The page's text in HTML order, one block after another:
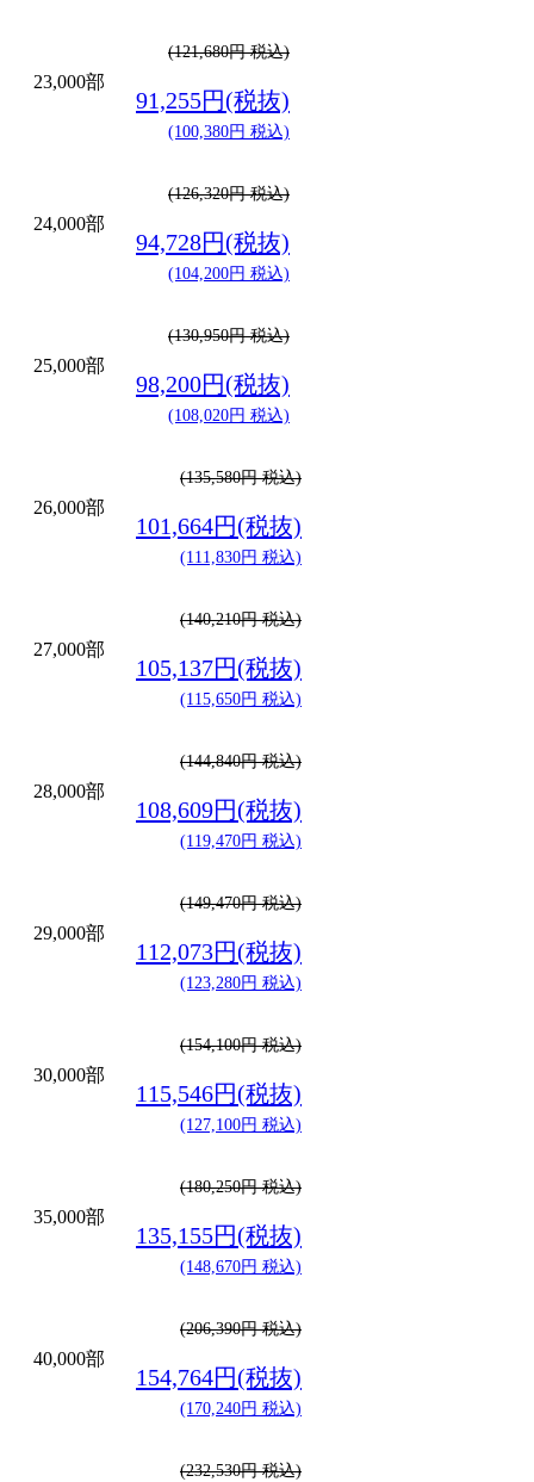
23,000部
(121,680円 税込)
91,255円(税抜)
(100,380円 税込)
24,000部
(126,320円 税込)
94,728円(税抜)
(104,200円 税込)
25,000部
(130,950円 税込)
98,200円(税抜)
(108,020円 税込)
26,000部
(135,580円 税込)
101,664円(税抜)
(111,830円 税込)
27,000部
(140,210円 税込)
105,137円(税抜)
(115,650円 税込)
28,000部
(144,840円 税込)
108,609円(税抜)
(119,470円 税込)
29,000部
(149,470円 税込)
112,073円(税抜)
(123,280円 税込)
30,000部
(154,100円 税込)
115,546円(税抜)
(127,100円 税込)
35,000部
(180,250円 税込)
135,155円(税抜)
(148,670円 税込)
40,000部
(206,390円 税込)
154,764円(税抜)
(170,240円 税込)
(232,530円 税込)